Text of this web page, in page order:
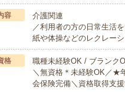
容
介護関連
／利用者の方の日常生活
紙や体操などのレクレー
格
職種未経験OK / ブランク
＼無資格＊未経験OK／★
会保険完備＼資格取得支